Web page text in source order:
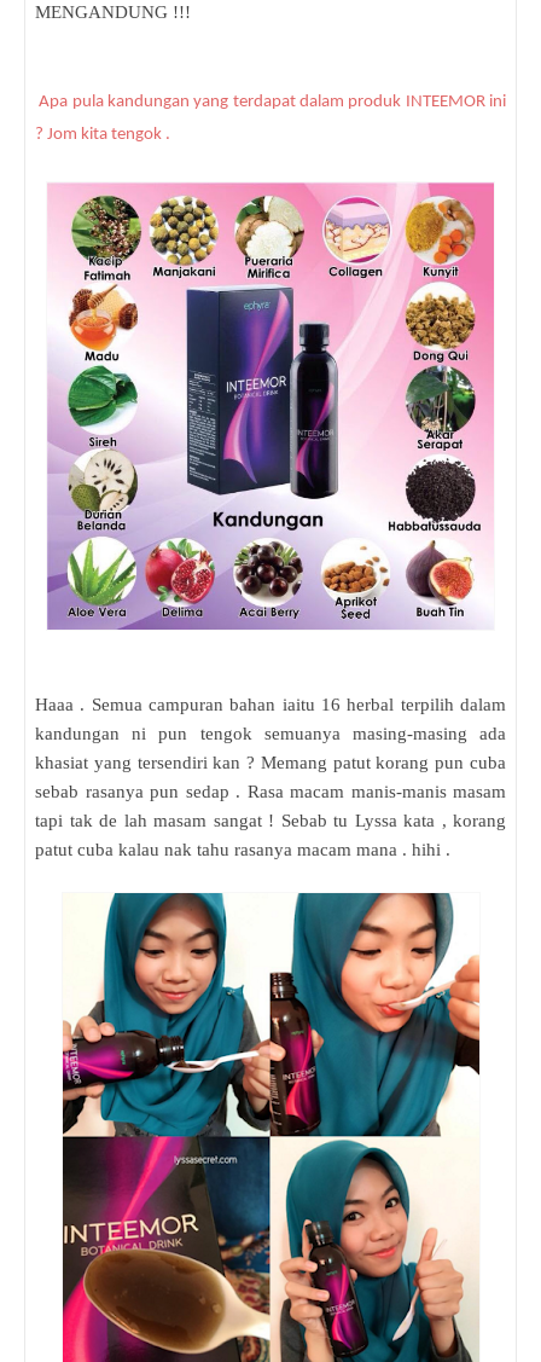
MENGANDUNG !!!
Apa pula kandungan yang terdapat dalam produk INTEEMOR ini
? Jom kita tengok .
Haaa . Semua campuran bahan iaitu 16 herbal terpilih dalam
kandungan ni pun tengok semuanya masing-masing ada
khasiat yang tersendiri kan ? Memang patut korang pun cuba
sebab rasanya pun sedap . Rasa macam manis-manis masam
tapi tak de lah masam sangat ! Sebab tu Lyssa kata , korang
patut cuba kalau nak tahu rasanya macam mana . hihi .